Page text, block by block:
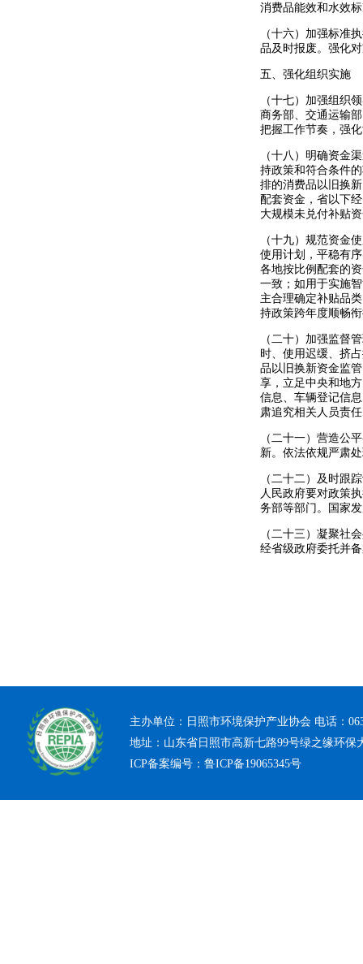
消费品能效和水效
（十六）加强标准
品及时报废。强化
五、强化组织实施
（十七）加强组织
商务部、交通运输
把握工作节奏，强
（十八）明确资金
持政策和符合条件
排的消费品以旧换
配套资金，省以下
大规模未兑付补贴
（十九）规范资金
使用计划，平稳有
各地按比例配套的
一致；如用于实施
主合理确定补贴品
持政策跨年度顺畅
（二十）加强监督
时、使用迟缓、挤
品以旧换新资金监
享，立足中央和地
信息、车辆登记信
肃追究相关人员责
（二十一）营造公
新。依法依规严肃
（二十二）及时跟
人民政府要对政策
务部等部门。国家
（二十三）凝聚社
经省级政府委托并
主办单位：日照市环境保护产业协会 电话：
地址：山东省日照市高新七路99号绿之缘环保
ICP备案编号： 鲁ICP备19065345号